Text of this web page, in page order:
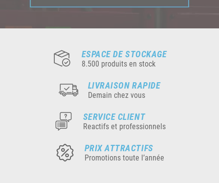
ESPACE DE STOCKAGE
8.500 produits en stock
LIVRAISON RAPIDE
Demain chez vous
SERVICE CLIENT
Reactifs et professionnels
PRIX ATTRACTIFS
Promotions toute l’année